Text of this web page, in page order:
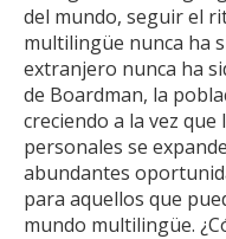
del mundo, seguir el
multilingüe nunca ha
extranjero nunca ha
de Boardman, la
creciendo a la vez
personales se
abundantes
para aquellos que
mundo multilingüe.